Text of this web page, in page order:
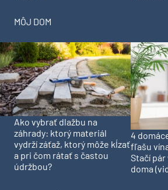
MÔJ DOM
Ako vybrať dlažbu na
záhrady: ktorý materiál
vydrží záťaž, ktorý môže kĺzať
a pri čom rátať s častou
údržbou?
4
fľašu
Stačí
doma